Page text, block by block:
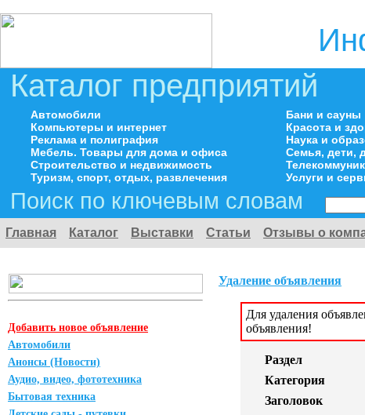
Каталог предприятий
Автомобили
Компьютеры и интернет
Реклама и полиграфия
Мебель. Товары для дома и офиса
Строительство и недвижимость
Туризм, спорт, отдых, развлечения
Бани и сауны
Красота и
Наука и
Семья, дети,
Услуги и
Поиск по ключевым словам
Главная Каталог Выставки Статьи Отзывы о
Добавить новое объявление
Автомобили
Анонсы (Новости)
Аудио, видео, фототехника
Бытовая техника
Удаление объявления
Для удаления
объявления!
Раздел
Категория
Заголовок